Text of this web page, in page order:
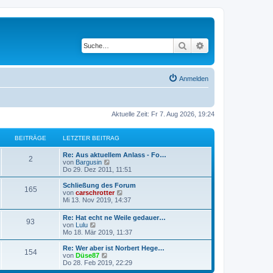
Suche
Anmelden
Aktuelle Zeit: Fr 7. Aug 2026, 19:24
BEITRÄGE LETZTER BEITRAG
2B
i
r
ä
g
e
L
e
t
z
t
e
r
e
i
t
r
a
g
Re: Aus aktuellem Anlass - Fo…
von Bargusin
e
u
e
s
t
e
r
B
i
t
r
g
Do 29. Dez 2011, 11:51
165B
r
ä
L
e
t
t
e
r
B
e
i
t
r
Schließung des Forum
von carschrotter
e
e
s
e
r
B
i
Mi 13. Nov 2019, 14:37
93
i
t
L
e
t
z
t
e
r
Re: Hat echt ne Weile gedauer…
von Lulu
e
u
e
s
t
Mo 18. Mär 2019, 11:37
154B
L
e
t
z
Re: Wer aber ist Norbert Hege…
von Düse87
e
u
Do 28. Feb 2019, 22:29